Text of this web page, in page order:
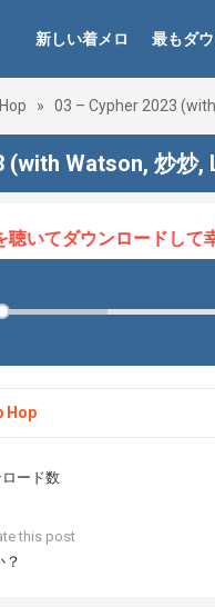
新しい着メロ 最もダ
» 03 – Cypher 2023
(with Watson, 炒炒,
ダウンロードして幸せ
Hop
ード数
this post